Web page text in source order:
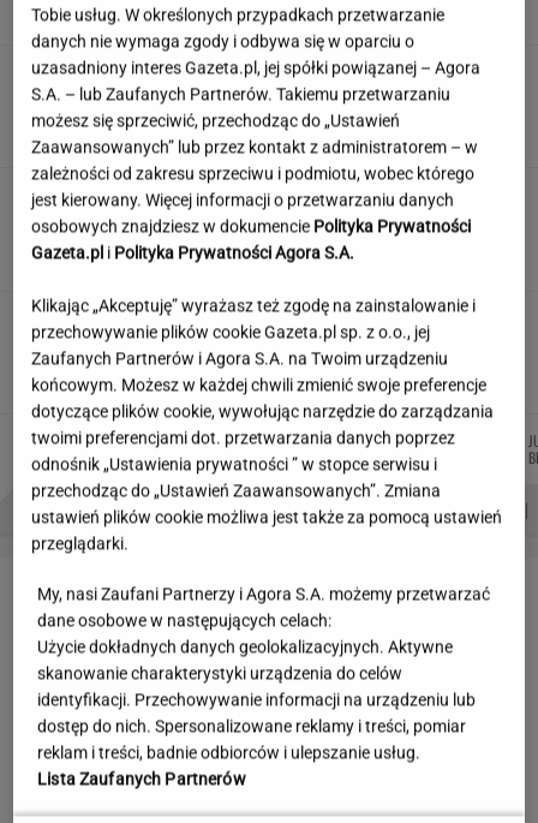
Wybraliśmy kadry z 15 polskich filmów.
Rozpoznasz tytuły tych produkcji?
Nie czekaj, aż będzie za późno. To może
oznaczać, że szkoła przestała służyć dziecku
MATERIAŁ PROMOCYJNY
Wakacyjne aktywności a kurzajki. O czym
warto pamiętać, by uniknąć problemu?
MATERIAŁ PROMOCYJNY
Autorzy:
DOMINIK
SENKOWSKI
MARTA
NOWAK
JAKUB
BALCERSKI
MARTA
KORYCKA
PROBLEMY POLSKICH SIATKARZY ZNAK Z '30' WISŁAWA SZYMBORSKA
LETNIE OKAZJE
Tobie usług. W określonych przypadkach przetwarzanie
danych nie wymaga zgody i odbywa się w oparciu o
uzasadniony interes Gazeta.pl, jej spółki powiązanej – Agora
S.A. – lub Zaufanych Partnerów. Takiemu przetwarzaniu
możesz się sprzeciwić, przechodząc do „Ustawień
Zaawansowanych” lub przez kontakt z administratorem – w
zależności od zakresu sprzeciwu i podmiotu, wobec którego
jest kierowany. Więcej informacji o przetwarzaniu danych
osobowych znajdziesz w dokumencie Polityka Prywatności
Gazeta.pl i Polityka Prywatności Agora S.A.
Klikając „Akceptuję” wyrażasz też zgodę na zainstalowanie i
przechowywanie plików cookie Gazeta.pl sp. z o.o., jej
Zaufanych Partnerów i Agora S.A. na Twoim urządzeniu
końcowym. Możesz w każdej chwili zmienić swoje preferencje
dotyczące plików cookie, wywołując narzędzie do zarządzania
twoimi preferencjami dot. przetwarzania danych poprzez
odnośnik „Ustawienia prywatności ” w stopce serwisu i
przechodząc do „Ustawień Zaawansowanych”. Zmiana
ustawień plików cookie możliwa jest także za pomocą ustawień
przeglądarki.
My, nasi Zaufani Partnerzy i Agora S.A. możemy przetwarzać
dane osobowe w następujących celach:
Użycie dokładnych danych geolokalizacyjnych. Aktywne
skanowanie charakterystyki urządzenia do celów
identyfikacji. Przechowywanie informacji na urządzeniu lub
dostęp do nich. Spersonalizowane reklamy i treści, pomiar
reklam i treści, badnie odbiorców i ulepszanie usług.
Lista Zaufanych Partnerów